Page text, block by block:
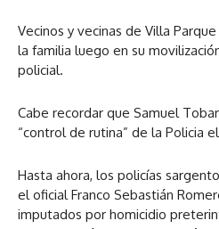
Vecinos y vecinas de Villa
la familia luego en su
policial.
Cabe recordar que Samuel
“control de rutina” de la Policia
Hasta ahora, los policías
el oficial Franco Sebastián
imputados por homicidio